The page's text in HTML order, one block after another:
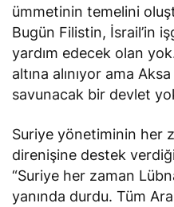
ümmetinin temelini
Bugün Filistin, İsrail’in
yardım edecek olan
altına alınıyor ama
savunacak bir devlet
Suriye yönetiminin her
direnişine destek
“Suriye her zaman
yanında durdu. Tüm